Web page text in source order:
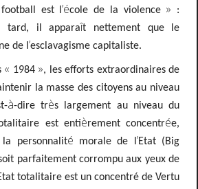
est l’école de la violence»
:
tard, il apparaît nettement que le
de l’esclavagisme capitaliste.
« 1984», les efforts extraordinaires de
la masse des citoyens au niveau
à-dire très largement au niveau du
est entièrement concentrée,
personnalité morale de l ’Etat (Big
parfaitement corrompu aux yeux de
totalitaire est un concentré de Vertu